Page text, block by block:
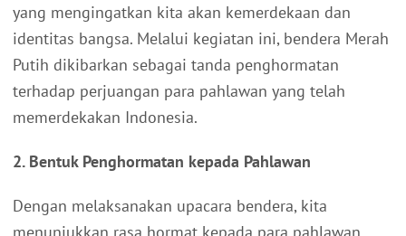
yang mengingatkan kita akan kemerdekaan dan
identitas bangsa. Melalui kegiatan ini, bendera Merah
Putih dikibarkan sebagai tanda penghormatan
terhadap perjuangan para pahlawan yang telah
memerdekakan Indonesia.
2. Bentuk Penghormatan kepada Pahlawan
Dengan melaksanakan upacara bendera, kita
menunjukkan rasa hormat kepada para pahlawan